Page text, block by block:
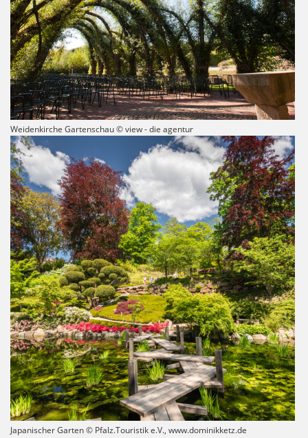
Weidenkirche Gartenschau © view - die agentur
Japanischer Garten © Pfalz.Touristik e.V., www.dominikketz.de